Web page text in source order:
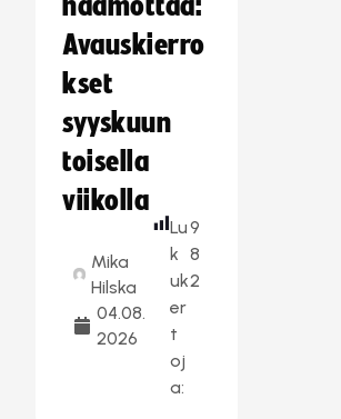
häämöttää:
Avauskierro
kset
syyskuun
toisella
viikolla
Mika
Hilska
04.08.
2026
Lu
k
uk
er
t
oj
a:
9
8
2